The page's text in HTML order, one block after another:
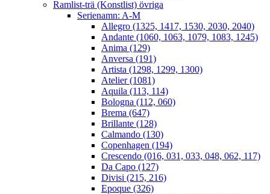
Ramlist-trä (Konstlist) övriga
Serienamn: A-M
Allegro (1325, 1417, 1530, 2030, 2040)
Andante (1060, 1063, 1079, 1083, 1245)
Anima (129)
Anversa (191)
Artista (1298, 1299, 1300)
Atelier (1081)
Aquila (113, 114)
Bologna (112, 060)
Brema (647)
Brillante (128)
Calmando (130)
Copenhagen (194)
Crescendo (016, 031, 033, 048, 062, 117)
Da Capo (127)
Divisi (215, 216)
Epoque (326)